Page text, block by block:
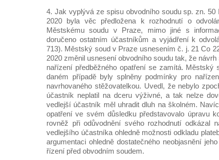
4. Jak vyplývá ze spisu obvodního soudu sp. zn. 50
2020 byla věc předložena k rozhodnutí o
Městskému soudu v Praze, mimo jiné s
doručeno ostatním účastníkům a vyjádření k
713). Městský soud v Praze usnesením č. j. 21 Co
2020 změnil usnesení obvodního soudu tak, že
nařízení předběžného opatření se zamítá. Městský
daném případě byly splněny podmínky pro
navrhovaného stěžovatelkou. Uvedl, že nebylo
účastník neplatil na dceru výživné, a tak nelze
vedlejší účastník měl uhradit dluh na školném.
opatření ve svém důsledku představovalo úpravu
rovněž při odůvodnění svého rozhodnutí odkázal
vedlejšího účastníka ohledně možnosti odkladu
argumentaci ohledně dostatečného neobjasnění
řízení před obvodním soudem.